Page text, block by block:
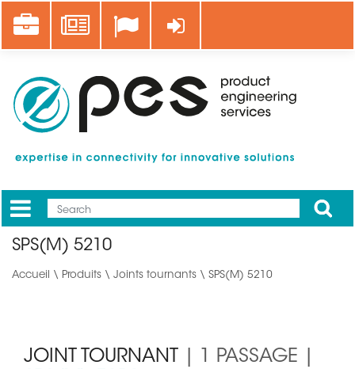
au
contenu
Career News Se connecter
Mobile
Main
Apply
SPS(M) 5210
Accueil \ Produits \ Joints tournants \ SPS(M) 5210
JOINT TOURNANT
| 1 PASSAGE |